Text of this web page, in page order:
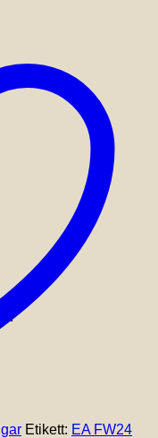
Etikett: EA FW24